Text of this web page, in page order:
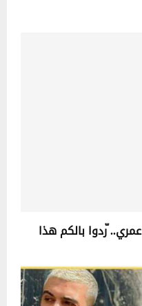
ّردوا بالكم هذا